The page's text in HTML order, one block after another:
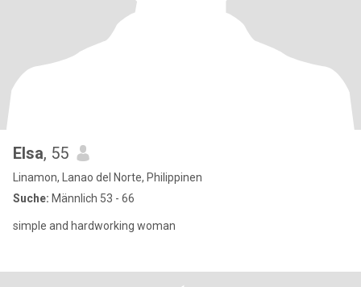
Elsa, 55
Linamon, Lanao del Norte, Philippinen
Suche: Männlich 53 - 66
simple and hardworking woman